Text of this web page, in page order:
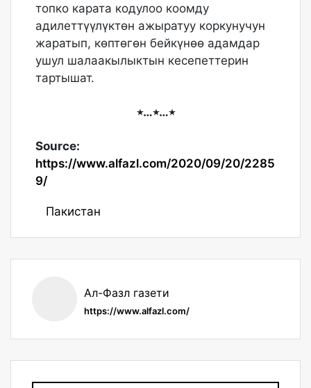
топко карата кодулоо коомду
адилеттүүлүктөн ажыратуу коркунучун
жаратып, көптөгөн бейкүнөө адамдар
ушул шалаакылыктын кесепеттерин
тартышат.
٭…٭…٭
Source:
https://www.alfazl.com/2020/09/20/2285
9/
Пакистан
Ал-Фазл газети
https://www.alfazl.com/